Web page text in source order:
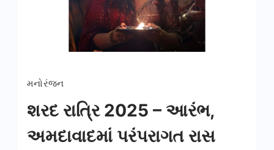
મનોરંજન
શરદ રાત્રિ 2025 – આરંભ,
અમદાવાદમાં પરંપરાગત રાસ